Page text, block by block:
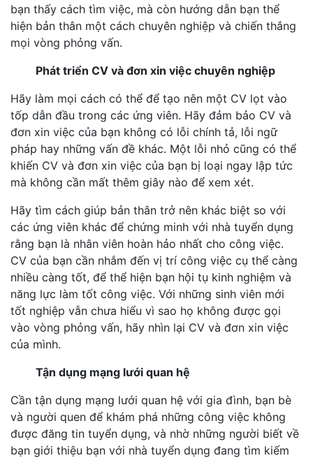
bạn thấy cách tìm việc, mà còn hướng dẫn bạn thể
hiện bản thân một cách chuyên nghiệp và chiến thắng
mọi vòng phỏng vấn.
Phát triển CV và đơn xin việc chuyên nghiệp
Hãy làm mọi cách có thể để tạo nên một CV lọt vào
tốp dẫn đầu trong các ứng viên. Hãy đảm bảo CV và
đơn xin việc của bạn không có lỗi chính tả, lỗi ngữ
pháp hay những vấn đề khác. Một lỗi nhỏ cũng có thể
khiến CV và đơn xin việc của bạn bị loại ngay lập tức
mà không cần mất thêm giây nào để xem xét.
Hãy tìm cách giúp bản thân trở nên khác biệt so với
các ứng viên khác để chứng minh với nhà tuyển dụng
rằng bạn là nhân viên hoàn hảo nhất cho công việc.
CV của bạn cần nhắm đến vị trí công việc cụ thể càng
nhiều càng tốt, để thể hiện bạn hội tụ kinh nghiệm và
năng lực làm tốt công việc. Với những sinh viên mới
tốt nghiệp vẫn chưa hiểu vì sao họ không được gọi
vào vòng phỏng vấn, hãy nhìn lại CV và đơn xin việc
của mình.
Tận dụng mạng lưới quan hệ
Cần tận dụng mạng lưới quan hệ với gia đình, bạn bè
và người quen để khám phá những công việc không
được đăng tin tuyển dụng, và nhờ những người biết về
bạn giới thiệu bạn với nhà tuyển dụng đang tìm kiếm